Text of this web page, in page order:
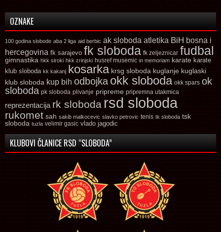
OZNAKE
100 godina slobode aba 2 liga aid berbic ak sloboda atletika BiH bosna i
hercegovina fk sarajevo fk sloboda fk zeljeznicar fudbal
gimnastika hkk siroki hkk zrinjski husref musemic in memoriam karate karate
klub sloboda kk kakanj kosarka krsg sloboda kuglanje kuglaski
klub sloboda kup bih odbojka okk sloboda okk spars ok
sloboda pk sloboda plivanje pripreme pripremna utakmica
reprezentacija rk sloboda rsd sloboda
rukomet sah sakib malkocevic slavko petrovic tenis tk sloboda tsk
sloboda tuzla velimir gasic vlado jagodic
KLUBOVI ČLANICE RSD “SLOBODA”